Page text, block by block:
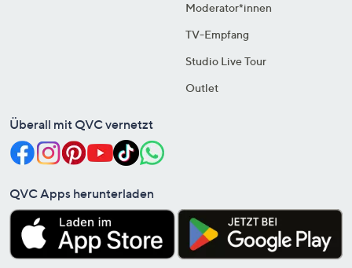
Moderator*innen
TV-Empfang
Studio Live Tour
Outlet
Überall mit QVC vernetzt
QVC Apps herunterladen